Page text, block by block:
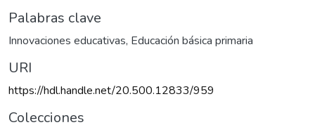
Palabras clave
Innovaciones educativas, Educación básica primaria
URI
https://hdl.handle.net/20.500.12833/959
Colecciones